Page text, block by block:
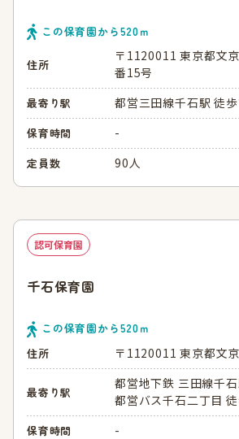
この保育園から520ｍ
住所
〒1120011 東京都文
番15号
最寄り駅 都営三田線千石駅 徒
保育時間 -
定員数 90人
認可保育園
千石保育園
この保育園から520ｍ
住所
〒1120011 東京都文
最寄り駅
都営地下鉄 三田線千
都営バス千石二丁目
保育時間 -